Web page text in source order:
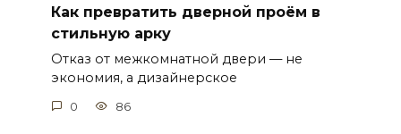
Как превратить дверной проём в
стильную арку
Отказ от межкомнатной двери — не
экономия, а дизайнерское
0 86